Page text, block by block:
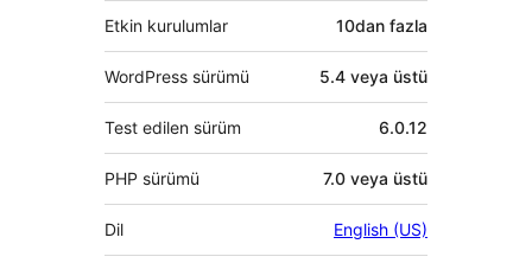
Etkin kurulumlar 10dan fazla
WordPress sürümü 5.4 veya üstü
Test edilen sürüm 6.0.12
PHP sürümü 7.0 veya üstü
Dil English (US)